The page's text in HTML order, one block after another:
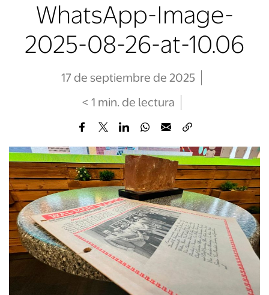
WhatsApp-Image-
2025-08-26-at-10.06
17 de septiembre de 2025
< 1 min. de lectura